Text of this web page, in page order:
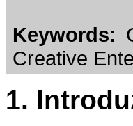
Keywords:
Creative
1.